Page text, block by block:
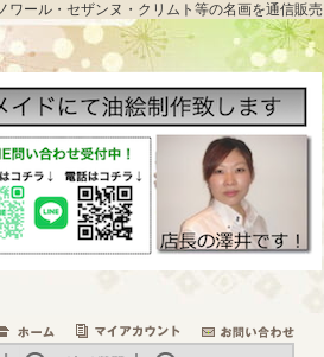
ール・セザンヌ・クリムト等の名画を通信販売